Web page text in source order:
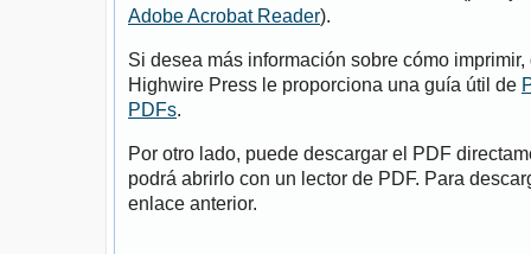
Adobe Acrobat Reader).
Si desea más información sobre cómo
Highwire Press le proporciona una guía útil de
PDFs.
Por otro lado, puede descargar el PDF
podrá abrirlo con un lector de PDF. Para
enlace anterior.